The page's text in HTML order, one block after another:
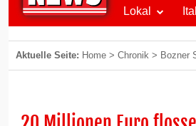
Lokal
Aktuelle Seite: Home > Chronik > Bozner